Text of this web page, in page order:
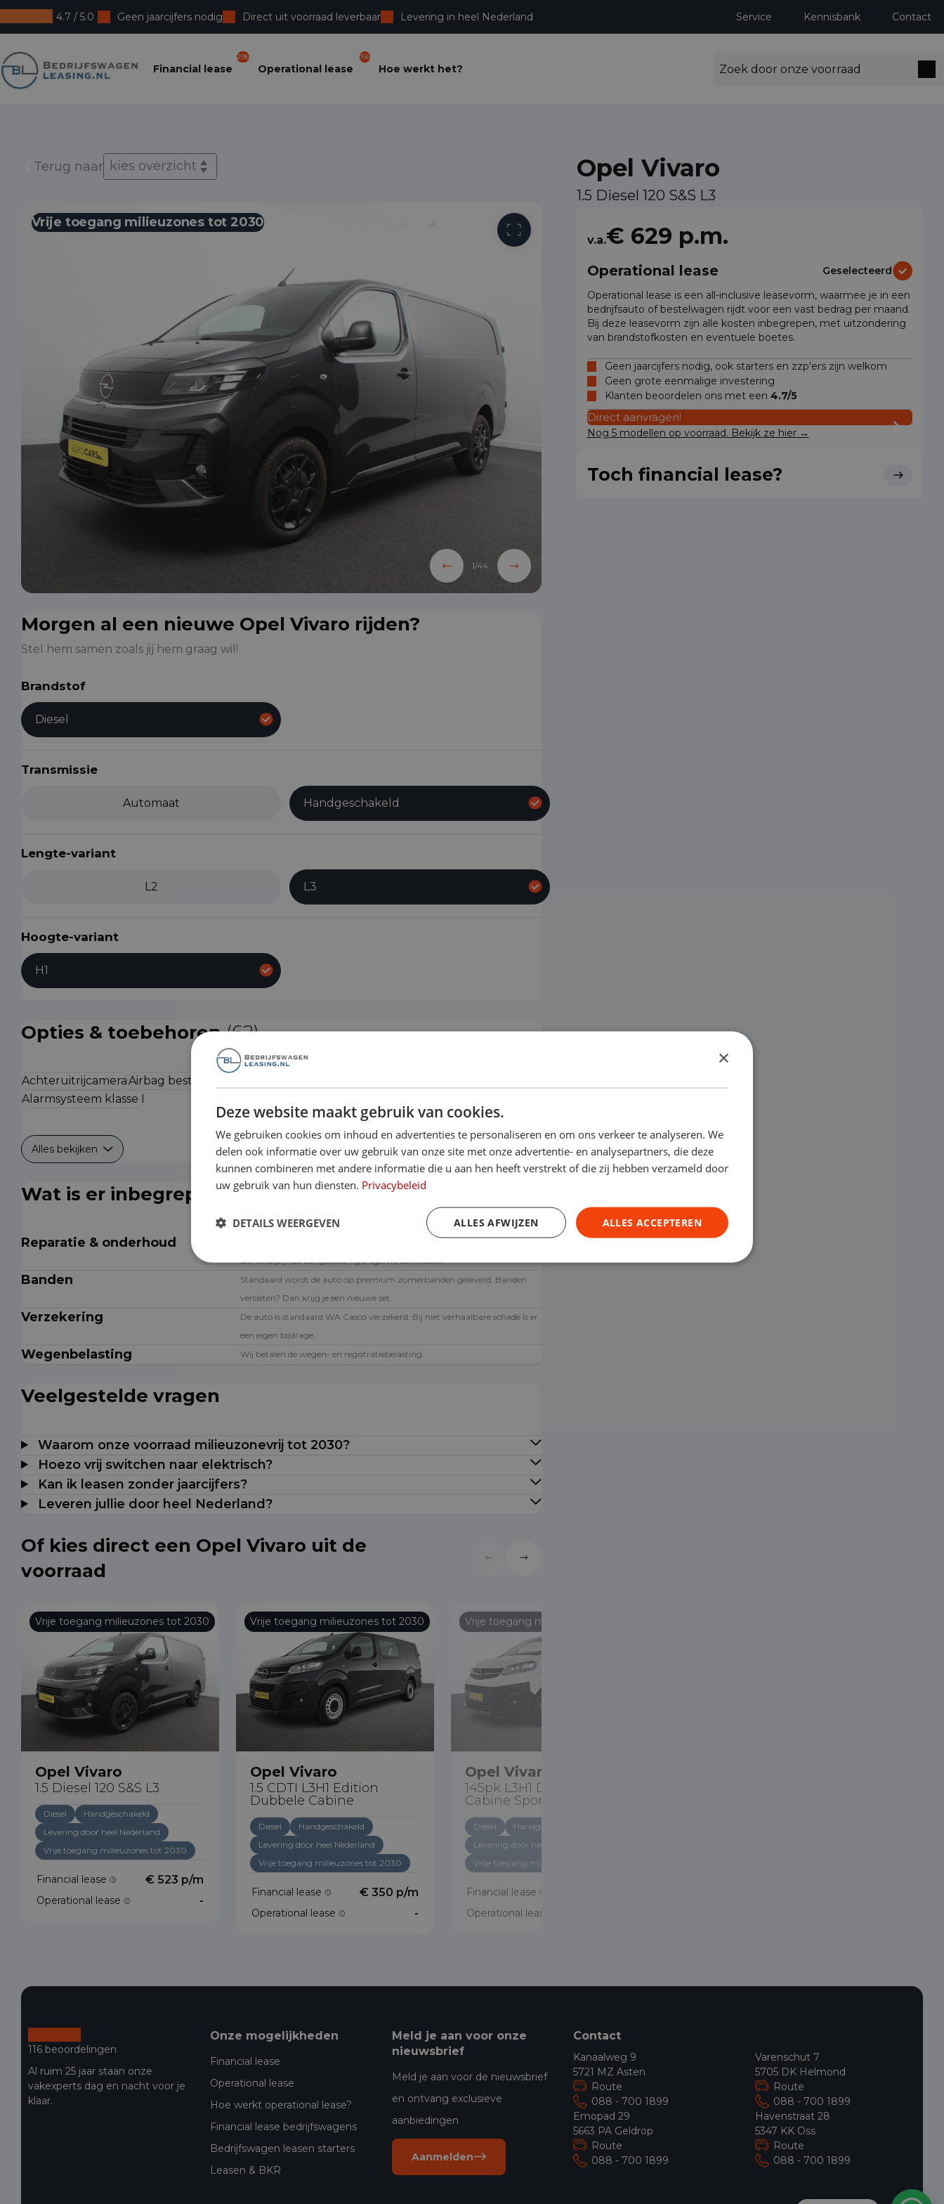
4.7 / 5.0 Geen jaarcijfers nodig Direct uit voorraad leverbaar Levering in heel Nederland Service Kennisbank Contact
Bedrijfswagenleasing
Financial lease
296
Operational lease
156
Hoe werkt het?
Terug naar kies overzicht
Vrije toegang milieuzones tot 2030
1/44
Morgen al een nieuwe Opel Vivaro rijden?
Stel hem samen zoals jij hem graag wil!
Brandstof
Diesel
Transmissie
Automaat Handgeschakeld
Lengte-variant
L2 L3
Hoogte-variant
H1
Opties & toebehoren(62)
AchteruitrijcameraAirbag bestuurder
Alarmsysteem klasse I
Alles bekijken
Wat is er inbegrepen?
Reparatie & onderhoud
dichtstbijzijnde aangesloten garage via de website.
Banden
Standaard wordt de auto op premium zomerbanden geleverd. Banden
versleten? Dan krijg je een nieuwe set.
Verzekering
De auto is standaard WA Casco verzekerd. Bij niet verhaalbare schade is er
een eigen bijdrage.
Wegenbelasting Wij betalen de wegen- en registratiebelasting.
Veelgestelde vragen
Waarom onze voorraad milieuzonevrij tot 2030?
Hoezo vrij switchen naar elektrisch?
Kan ik leasen zonder jaarcijfers?
Leveren jullie door heel Nederland?
Of kies direct een Opel Vivaro uit de
voorraad
Vrije toegang milieuzones tot 2030
Opel Vivaro
1.5 Diesel 120 S&S L3
Diesel
Handgeschakeld
Levering door heel Nederland
Vrije toegang milieuzones tot 2030
Financial lease € 523 p/m
Operational lease -
Vrije toegang milieuzones tot 2030
Opel Vivaro
1.5 CDTI L3H1 Edition
Dubbele Cabine
Diesel
Handgeschakeld
Levering door heel Nederland
Vrije toegang milieuzones tot 2030
Financial lease € 350 p/m
Operational lease -
Vrije toegang milieuzones tot 2030
Opel Vivaro
145pk L3H1 Dubbele
Cabine Sport Edition
Diesel
Handgeschakeld
Levering door heel Nederland
Vrije toegang milieuzones tot 2030
Financial lease
Operational lease
Opel Vivaro
1.5 Diesel 120 S&S L3
v.a.€ 629 p.m.
Operational lease
Geselecteerd
Operational lease is een all-inclusive leasevorm, waarmee je in een
bedrijfsauto of bestelwagen rijdt voor een vast bedrag per maand.
Bij deze leasevorm zijn alle kosten inbegrepen, met uitzondering
van brandstofkosten en eventuele boetes.
Geen jaarcijfers nodig, ook starters en zzp'ers zijn welkom
Geen grote eenmalige investering
Klanten beoordelen ons met een 4.7/5
Direct aanvragen!
Nog 5 modellen op voorraad. Bekijk ze hier →
Toch financial lease?
116 beoordelingen
Al ruim 25 jaar staan onze
vakexperts dag en nacht voor je
klaar.
Onze mogelijkheden
Financial lease
Operational lease
Hoe werkt operational lease?
Financial lease bedrijfswagens
Bedrijfswagen leasen starters
Leasen & BKR
Meld je aan voor onze
nieuwsbrief
Meld je aan voor de nieuwsbrief
en ontvang exclusieve
aanbiedingen
Aanmelden
Contact
Kanaalweg 9
5721 MZ Asten
Route
088 - 700 1899
Emopad 29
5663 PA Geldrop
Route
088 - 700 1899
Varenschut 7
5705 DK Helmond
Route
088 - 700 1899
Havenstraat 28
5347 KK Oss
Route
088 - 700 1899
×
Deze website maakt gebruik van cookies.
We gebruiken cookies om inhoud en advertenties te personaliseren en om ons verkeer te analyseren. We
delen ook informatie over uw gebruik van onze site met onze advertentie- en analysepartners, die deze
kunnen combineren met andere informatie die u aan hen heeft verstrekt of die zij hebben verzameld door
uw gebruik van hun diensten. Privacybeleid
ALLES ACCEPTEREN
ALLES AFWIJZEN
DETAILS WEERGEVEN